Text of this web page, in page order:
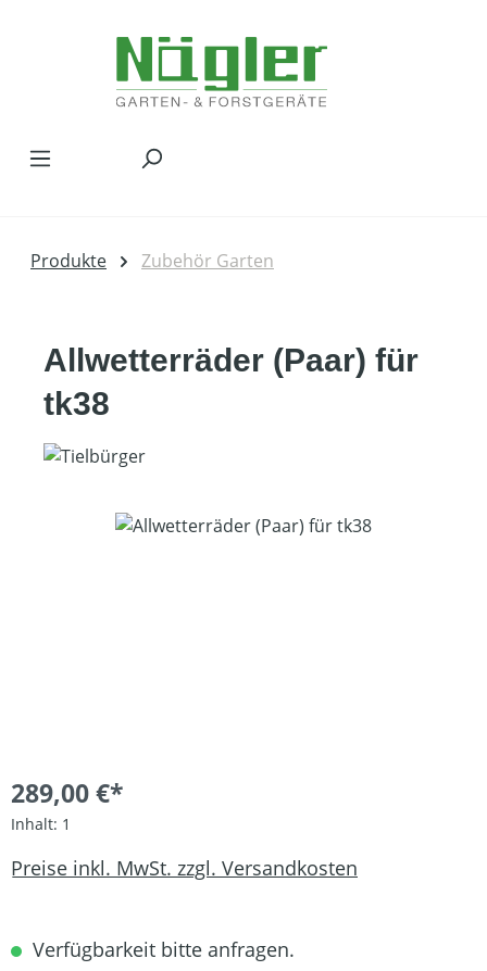
Produkte Zubehör Garten
Allwetterräder (Paar) für
tk38
Bildergalerie überspringen
289,00 €*
Inhalt: 1
Preise inkl. MwSt. zzgl. Versandkosten
Verfügbarkeit bitte anfragen.